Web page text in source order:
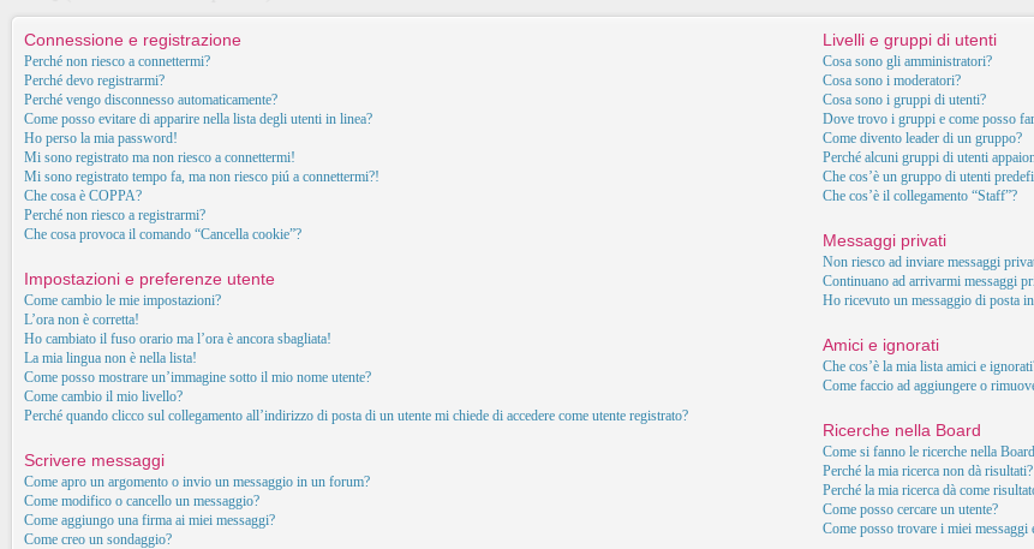
Connessione e registrazione
Perché non riesco a connettermi?
Perché devo registrarmi?
Perché vengo disconnesso automaticamente?
Come posso evitare di apparire nella lista degli utenti in linea?
Ho perso la mia password!
Mi sono registrato ma non riesco a connettermi!
Mi sono registrato tempo fa, ma non riesco piú a connettermi?!
Che cosa è COPPA?
Perché non riesco a registrarmi?
Che cosa provoca il comando “Cancella cookie”?
Impostazioni e preferenze utente
Come cambio le mie impostazioni?
L’ora non è corretta!
Ho cambiato il fuso orario ma l’ora è ancora sbagliata!
La mia lingua non è nella lista!
Come posso mostrare un’immagine sotto il mio nome utente?
Come cambio il mio livello?
Perché quando clicco sul collegamento all’indirizzo di posta di un utente mi chiede di accedere come utente registrato?
Scrivere messaggi
Come apro un argomento o invio un messaggio in un forum?
Come modifico o cancello un messaggio?
Come aggiungo una firma ai miei messaggi?
Come creo un sondaggio?
Livelli e gruppi di utenti
Cosa sono gli amministratori?
Cosa sono i moderatori?
Cosa sono i gruppi di utenti?
Dove trovo i gruppi e come posso
Come divento leader di un gruppo?
Perché alcuni gruppi di utenti
Che cos’è un gruppo di utenti
Che cos’è il collegamento “Staff”?
Messaggi privati
Non riesco ad inviare messaggi
Continuano ad arrivarmi messaggi
Ho ricevuto un messaggio di posta
Amici e ignorati
Che cos’è la mia lista amici e
Come faccio ad aggiungere o
Ricerche nella Board
Come si fanno le ricerche nella
Perché la mia ricerca non dà risultati?
Perché la mia ricerca dà come
Come posso cercare un utente?
Come posso trovare i miei messaggi